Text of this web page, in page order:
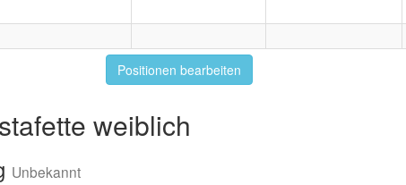
Positionen bearbeiten
weiblich
Unbekannt